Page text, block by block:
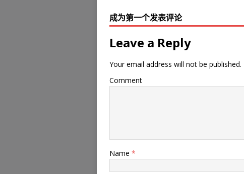
成为第一个发表评论
Leave a Reply
Your email address will not be published.
Comment
Name *